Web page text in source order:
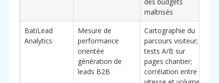
maîtrisés
BatiLead
Analytics
Mesure de
performance
orientée
génération de
leads B2B
Cartographie du
parcours visiteur;
tests A/B sur
pages chantier;
corrélation entre